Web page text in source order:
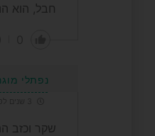
חבל, הוא
נפתלי
שקר וכזב